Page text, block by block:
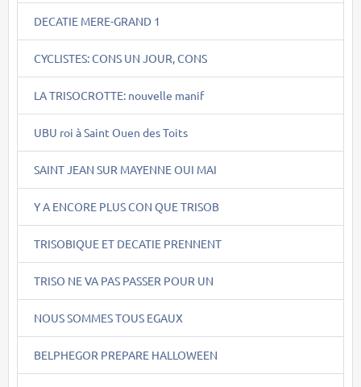
DECATIE MERE-GRAND 1
CYCLISTES: CONS UN JOUR, CONS
LA TRISOCROTTE: nouvelle manif
UBU roi à Saint Ouen des Toits
SAINT JEAN SUR MAYENNE OUI MAI
Y A ENCORE PLUS CON QUE TRISOB
TRISOBIQUE ET DECATIE PRENNENT
TRISO NE VA PAS PASSER POUR UN
NOUS SOMMES TOUS EGAUX
BELPHEGOR PREPARE HALLOWEEN